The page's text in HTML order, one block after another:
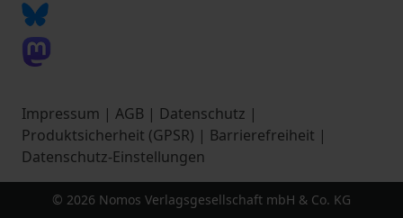
Impressum | AGB | Datenschutz |
Produktsicherheit (GPSR) | Barrierefreiheit |
Datenschutz-Einstellungen
© 2026 Nomos Verlagsgesellschaft mbH & Co. KG